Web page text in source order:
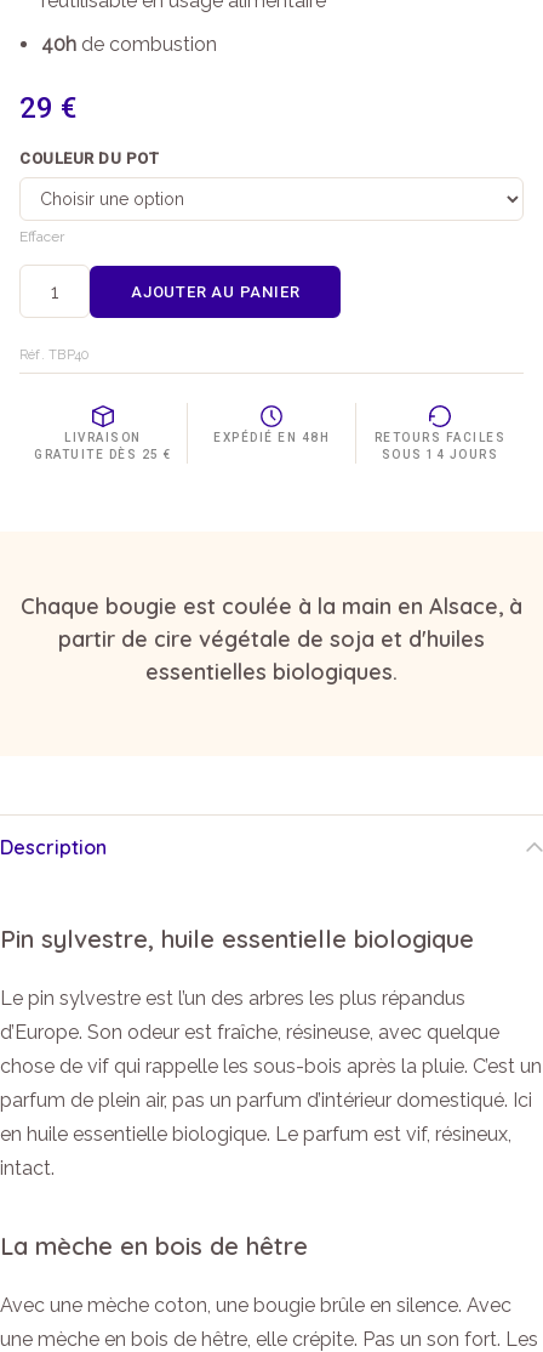
40hde combustion
29 €
COULEUR DU POT
Effacer
quantité
de
Bougie
parfumée
Sylvestre
40h
AJOUTER AU PANIER
Réf. TBP40
LIVRAISON
GRATUITE DÈS 25 €
EXPÉDIÉ EN 48H
RETOURS FACILES
SOUS 14 JOURS
Chaque bougie est coulée à la main en Alsace, à
partir de cire végétale de soja et d'huiles
essentielles biologiques.
Description
Pin sylvestre, huile essentielle biologique
Le pin sylvestre est l’un des arbres les plus répandus
d’Europe. Son odeur est fraîche, résineuse, avec quelque
chose de vif qui rappelle les sous-bois après la pluie. C’est un
parfum de plein air, pas un parfum d’intérieur domestiqué. Ici
en huile essentielle biologique. Le parfum est vif, résineux,
intact.
La mèche en bois de hêtre
Avec une mèche coton, une bougie brûle en silence. Avec
une mèche en bois de hêtre, elle crépite. Pas un son fort. Les